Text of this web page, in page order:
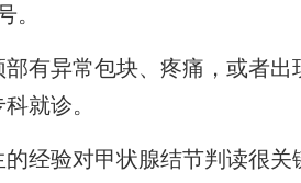
异常包块、疼痛，或者出
就诊。
验对甲状腺结节判读很关